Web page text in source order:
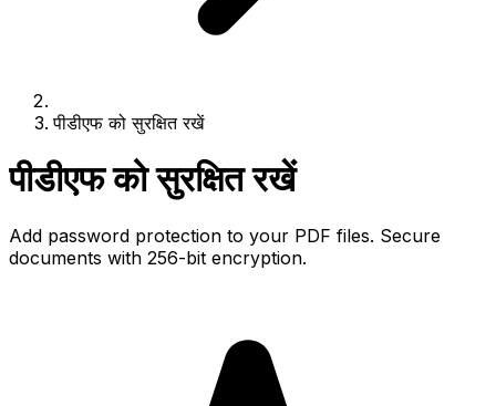
पीडीएफ को सुरक्षित रखें
पीडीएफ को सुरक्षित रखें
Add password protection to your PDF files. Secure
documents with 256-bit encryption.